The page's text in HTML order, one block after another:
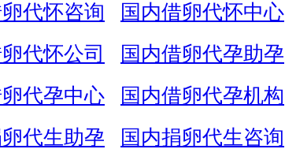
代怀咨询
国内借卵代怀中心
代怀公司
国内借卵代孕助孕
代孕中心
国内借卵代孕机构
代生助孕
国内捐卵代生咨询